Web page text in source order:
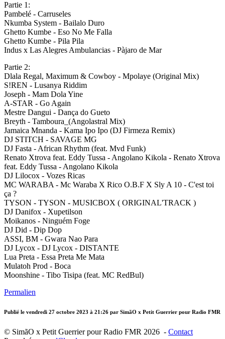
Partie 1:
Pambelé - Carruseles
Nkumba System - Bailalo Duro
Ghetto Kumbe - Eso No Me Falla
Ghetto Kumbe - Pila Pila
Indus x Las Alegres Ambulancias - Pàjaro de Mar
Partie 2:
Dlala Regal, Maximum & Cowboy - Mpolaye (Original Mix)
S!REN - Lusanya Riddim
Joseph - Mam Dola Yine
A-STAR - Go Again
Mestre Dangui - Dança do Gueto
Breyth - Tamboura_(Angolastral Mix)
Jamaica Mnanda - Kama Ipo Ipo (DJ Firmeza Remix)
DJ STITCH - SAVAGE MG
DJ Fasta - African Rhythm (feat. Mvd Funk)
Renato Xtrova feat. Eddy Tussa - Angolano Kikola - Renato Xtrova
feat. Eddy Tussa - Angolano Kikola
DJ Lilocox - Vozes Ricas
MC WARABA - Mc Waraba X Rico O.B.F X Sly A 10 - C'est toi
ça ?
TYSON - TYSON - MUSICBOX ( ORIGINAL'TRACK )
DJ Danifox - Xupetilson
Moikanos - Ninguém Foge
DJ Did - Dip Dop
ASSI, BM - Gwara Nao Para
DJ Lycox - DJ Lycox - DISTANTE
Lua Preta - Essa Preta Me Mata
Mulatoh Prod - Boca
Moonshine - Tibo Tisipa (feat. MC RedBul)
Permalien
Publié le vendredi 27 octobre 2023 à 21:26 par SimãO x Petit Guerrier pour Radio FMR
© SimãO x Petit Guerrier pour Radio FMR 2026 - Contact